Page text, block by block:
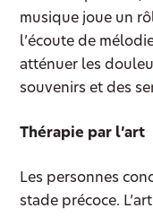
musique joue un
l’écoute de
atténuer les
souvenirs et des
Thérapie par l’art
Les personnes
stade précoce.